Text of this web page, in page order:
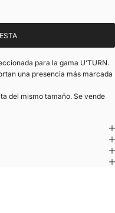
para la gama U’TURN.
una presencia más marcada
del mismo tamaño. Se vende